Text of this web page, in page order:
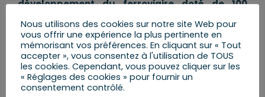
développement du ferroviaire doté de 100
Le groupeHorizons et apparentéssoutient
l’ambition de cette politique ferroviaire initiée
dès 2017 par le Gouvernement, et s’engagera
pleinement en faveur de la présente
proposition de loi.
Nous utilisons des cookies sur notre site Web pour
vous offrir une expérience la plus pertinente en
mémorisant vos préférences. En cliquant sur « Tout
accepter », vous consentez à l'utilisation de TOUS
les cookies. Cependant, vous pouvez cliquer sur les
« Réglages des cookies » pour fournir un
consentement contrôlé.